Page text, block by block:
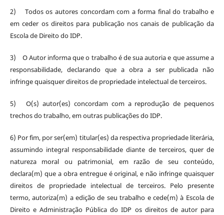
2) Todos os autores concordam com a forma final do trabalho e
em ceder os direitos para publicação nos canais de publicação da
Escola de Direito do IDP.
3) O Autor informa que o trabalho é de sua autoria e que assume a
responsabilidade, declarando que a obra a ser publicada não
infringe quaisquer direitos de propriedade intelectual de terceiros.
5) O(s) autor(es) concordam com a reprodução de pequenos
trechos do trabalho, em outras publicações do IDP.
6) Por fim, por ser(em) titular(es) da respectiva propriedade literária,
assumindo integral responsabilidade diante de terceiros, quer de
natureza moral ou patrimonial, em razão de seu conteúdo,
declara(m) que a obra entregue é original, e não infringe quaisquer
direitos de propriedade intelectual de terceiros. Pelo presente
termo, autoriza(m) a edição de seu trabalho e cede(m) à Escola de
Direito e Administração Pública do IDP os direitos de autor para